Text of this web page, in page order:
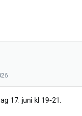
17. juni kl 19-21.